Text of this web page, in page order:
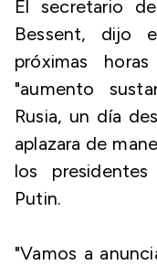
El secretario
Bessent, dijo
próximas
"aumento
Rusia, un día
aplazara de
los
Putin.
"Vamos a